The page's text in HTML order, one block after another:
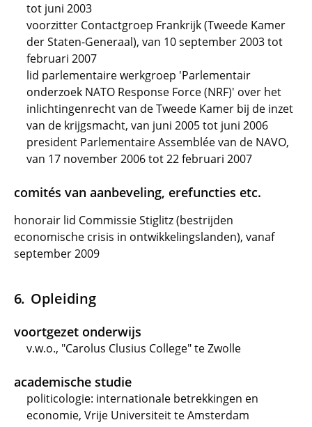
tot juni 2003
voorzitter Contactgroep Frankrijk (Tweede Kamer
der Staten-Generaal), van 10 september 2003 tot
februari 2007
lid parlementaire werkgroep 'Parlementair
onderzoek NATO Response Force (NRF)' over het
inlichtingenrecht van de Tweede Kamer bij de inzet
van de krijgsmacht, van juni 2005 tot juni 2006
president Parlementaire Assemblée van de NAVO,
van 17 november 2006 tot 22 februari 2007
comités van aanbeveling, erefuncties etc.
honorair lid Commissie Stiglitz (bestrijden
economische crisis in ontwikkelingslanden), vanaf
september 2009
Opleiding
voortgezet onderwijs
v.w.o., "Carolus Clusius College" te Zwolle
academische studie
politicologie: internationale betrekkingen en
economie, Vrije Universiteit te Amsterdam